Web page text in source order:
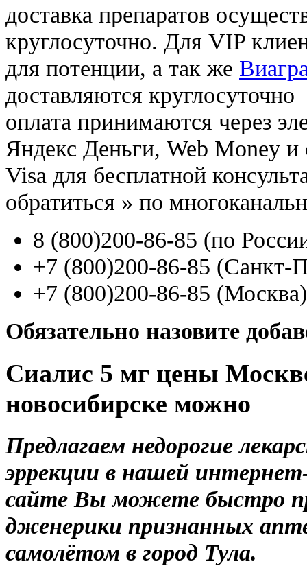
доставка препаратов
круглосуточно. Для VIP
для потенции, а так же
доставляются круглосуточно
оплата принимаются через
Яндекс Деньги, Web Money и
Visa для бесплатной
обратиться » по
8 (800)200-86-85 (по
+7 (800)200-86-85 (Санкт-
+7 (800)200-86-85 (Москва)
Обязательно назовите
Сиалис 5 мг цены
новосибирске можно
Предлагаем недорогие
эррекции в нашей
сайте Вы можете быстро
дженерики признанных
самолётом в город Тула.